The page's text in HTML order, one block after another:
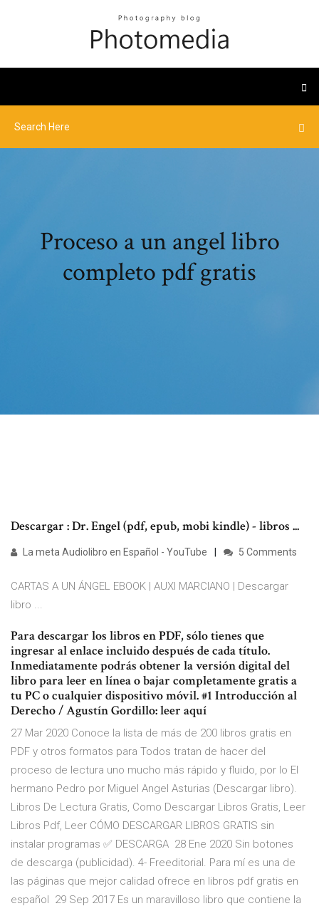
Proceso a un angel libro
completo pdf gratis
Descargar : Dr. Engel (pdf, epub, mobi kindle) - libros ...
La meta Audiolibro en Español - YouTube 5 Comments
CARTAS A UN ÁNGEL EBOOK | AUXI MARCIANO | Descargar
libro ...
Para descargar los libros en PDF, sólo tienes que
ingresar al enlace incluido después de cada título.
Inmediatamente podrás obtener la versión digital del
libro para leer en línea o bajar completamente gratis a
tu PC o cualquier dispositivo móvil. #1 Introducción al
Derecho / Agustín Gordillo: leer aquí
27 Mar 2020 Conoce la lista de más de 200 libros gratis en
PDF y otros formatos para Todos tratan de hacer del
proceso de lectura uno mucho más rápido y fluido, por lo El
hermano Pedro por Miguel Angel Asturias (Descargar libro).
Libros De Lectura Gratis, Como Descargar Libros Gratis, Leer
Libros Pdf, Leer CÓMO DESCARGAR LIBROS GRATIS sin
instalar programas ✅ DESCARGA 28 Ene 2020 Sin botones
de descarga (publicidad). 4- Freeditorial. Para mí es una de
las páginas que mejor calidad ofrece en libros pdf gratis en
español 29 Sep 2017 Es un maravilloso libro que contiene la